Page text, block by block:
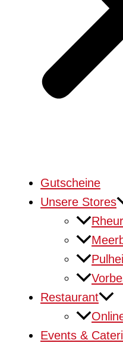
Gutscheine
Unsere Stores
Restaurant
Events &